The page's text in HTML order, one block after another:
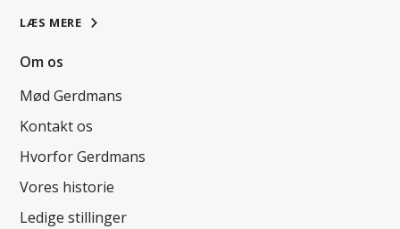
LÆS MERE
Om os
Mød Gerdmans
Kontakt os
Hvorfor Gerdmans
Vores historie
Ledige stillinger